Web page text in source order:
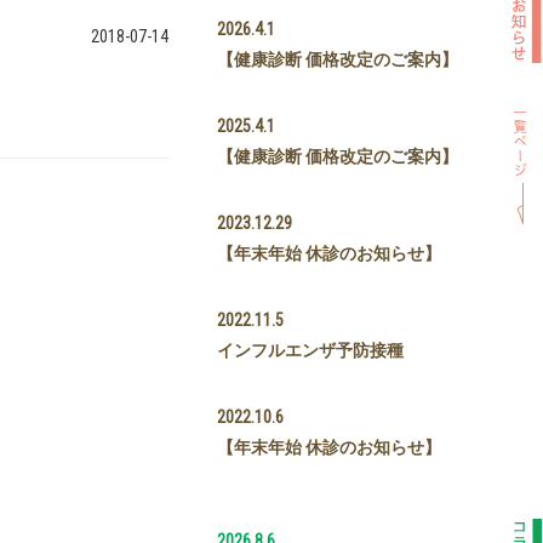
2018-07-14
2026.4.1
【健康診断 価格改定のご案内】
2025.4.1
【健康診断 価格改定のご案内】
2023.12.29
【年末年始 休診のお知らせ】
2022.11.5
インフルエンザ予防接種
2022.10.6
【年末年始 休診のお知らせ】